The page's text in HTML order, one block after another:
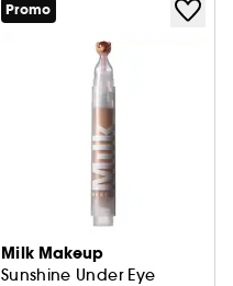
Promo
Milk Makeup
Sunshine Under Eye